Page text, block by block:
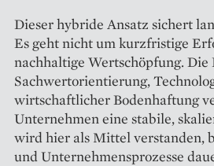
Dieser hybride Ansatz sichert
Es geht nicht um kurzfristige
nachhaltige Wertschöpfung.
Sachwertorientierung,
wirtschaftlicher Bodenhaftung
Unternehmen eine stabile,
wird hier als Mittel verstanden,
und Unternehmensprozesse